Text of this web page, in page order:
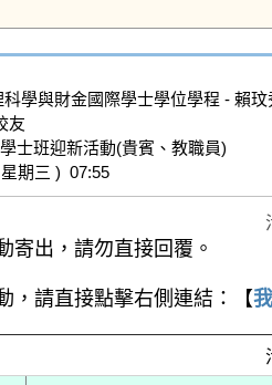
學與財金國際學士學位學程 - 賴
友
士班迎新活動(貴賓、教職員)
日期： 2024-10-23  ( 星期三 )  07:55
寄出，請勿直接回覆。
，請直接點擊右側連結：【